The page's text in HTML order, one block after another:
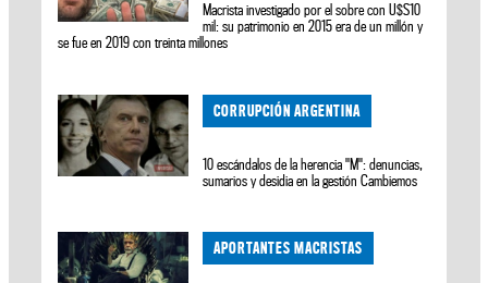
Macrista investigado por el sobre con U$S10
mil: su patrimonio en 2015 era de un millón y
se fue en 2019 con treinta millones
CORRUPCIÓN ARGENTINA
10 escándalos de la herencia "M": denuncias,
sumarios y desidia en la gestión Cambiemos
APORTANTES MACRISTAS